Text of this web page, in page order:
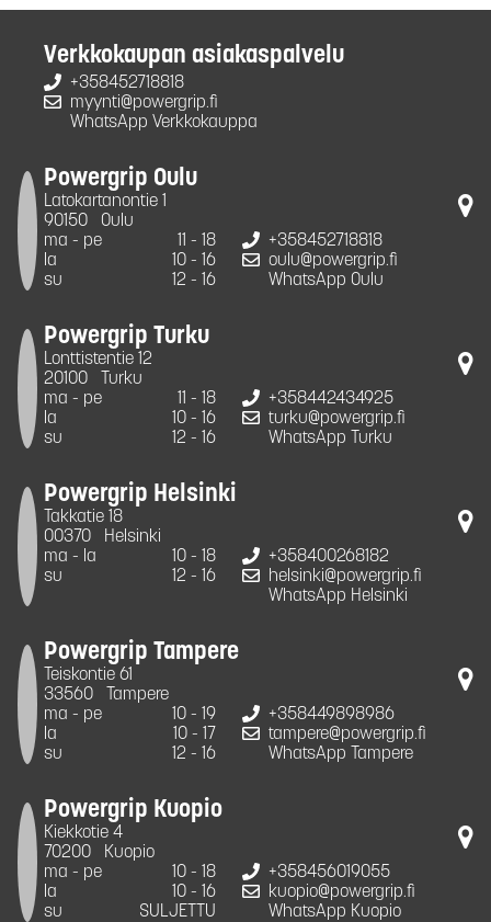
Verkkokaupan asiakaspalvelu
+358452718818
myynti@powergrip.fi
WhatsApp Verkkokauppa
Powergrip Oulu
Latokartanontie 1
90150
Oulu
ma - pe
11 - 18
la
10 - 16
su
12 - 16
+358452718818
oulu@powergrip.fi
WhatsApp Oulu
Powergrip Turku
Lonttistentie 12
20100
Turku
ma - pe
11 - 18
la
10 - 16
su
12 - 16
+358442434925
turku@powergrip.fi
WhatsApp Turku
Powergrip Helsinki
Takkatie 18
00370
Helsinki
ma - la
10 - 18
su
12 - 16
+358400268182
helsinki@powergrip.fi
WhatsApp Helsinki
Powergrip Tampere
Teiskontie 61
33560
Tampere
ma - pe
10 - 19
la
10 - 17
su
12 - 16
+358449898986
tampere@powergrip.fi
WhatsApp Tampere
Powergrip Kuopio
Kiekkotie 4
70200
Kuopio
ma - pe
10 - 18
la
10 - 16
su
SULJETTU
+358456019055
kuopio@powergrip.fi
WhatsApp Kuopio